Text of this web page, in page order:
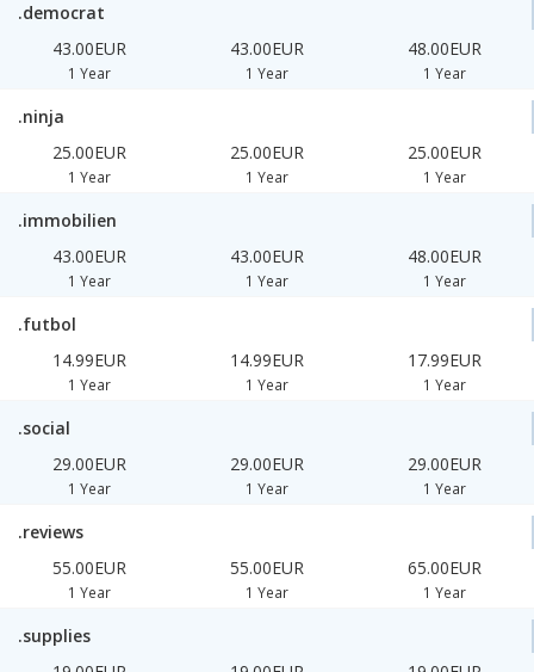
.democrat
43.00EUR
1 Year
43.00EUR
1 Year
48.00EUR
1 Year
.ninja
25.00EUR
1 Year
25.00EUR
1 Year
25.00EUR
1 Year
.immobilien
43.00EUR
1 Year
43.00EUR
1 Year
48.00EUR
1 Year
.futbol
14.99EUR
1 Year
14.99EUR
1 Year
17.99EUR
1 Year
.social
29.00EUR
1 Year
29.00EUR
1 Year
29.00EUR
1 Year
.reviews
55.00EUR
1 Year
55.00EUR
1 Year
65.00EUR
1 Year
.supplies